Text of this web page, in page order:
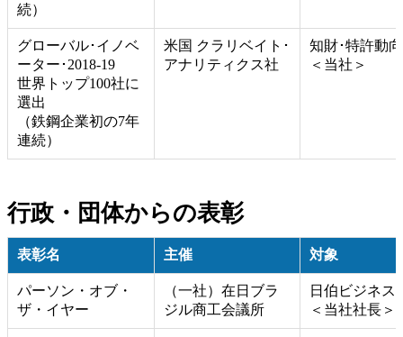
発見！製鉄所のプラスチックリサイクル
続）
グローバル･イノベ
ーター･2018-19
世界トップ100社に
選出
（鉄鋼企業初の7年
連続）
米国 クラリベイト･
アナリティクス社
知財･特許動
＜当社＞
行政・団体からの表彰
表彰名 主催 対象
パーソン・オブ・
ザ・イヤー
（一社）在日ブラ
ジル商工会議所
日伯ビジネ
＜当社社長＞